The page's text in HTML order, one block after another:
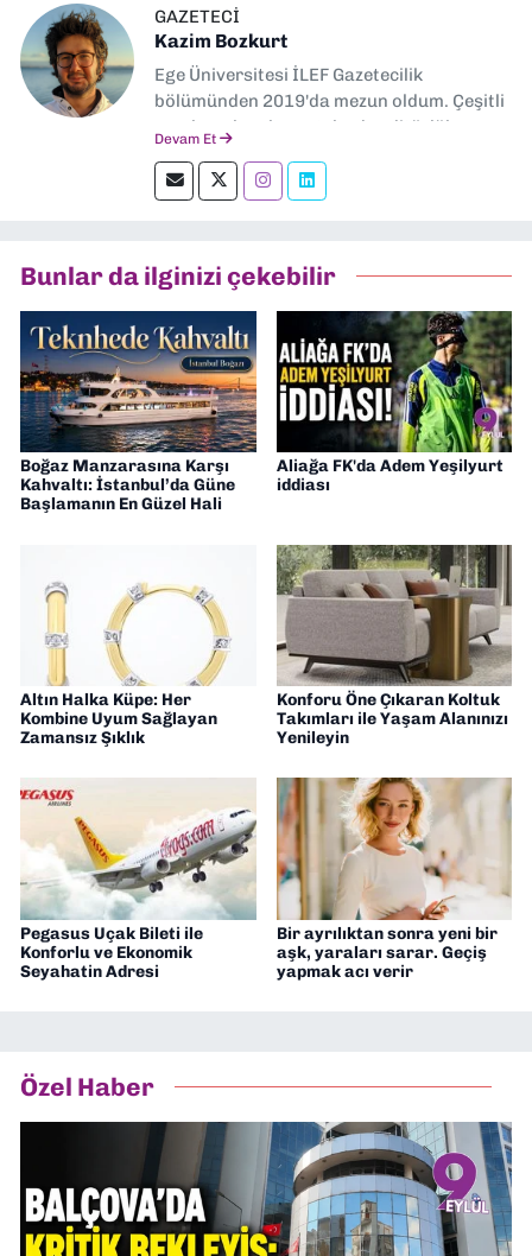
GAZETECI
Kazim Bozkurt
Ege Üniversitesi İLEF Gazetecilik
bölümünden 2019'da mezun oldum. Çeşitli
yerel ve ulusal gazetelerde editörlük,
okumayı severim.
Devam Et
Bunlar da ilginizi çekebilir
Boğaz Manzarasına Karşı
Kahvaltı: İstanbul’da Güne
Başlamanın En Güzel Hali
Aliağa FK'da Adem Yeşilyurt
iddiası
Altın Halka Küpe: Her
Kombine Uyum Sağlayan
Zamansız Şıklık
Konforu Öne Çıkaran Koltuk
Takımları ile Yaşam Alanınızı
Yenileyin
Pegasus Uçak Bileti ile
Konforlu ve Ekonomik
Seyahatin Adresi
Bir ayrılıktan sonra yeni bir
aşk, yaraları sarar. Geçiş
yapmak acı verir
Özel Haber